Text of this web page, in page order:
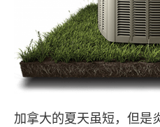
加拿大的夏天虽短，但是